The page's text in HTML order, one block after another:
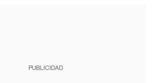
PUBLICIDAD